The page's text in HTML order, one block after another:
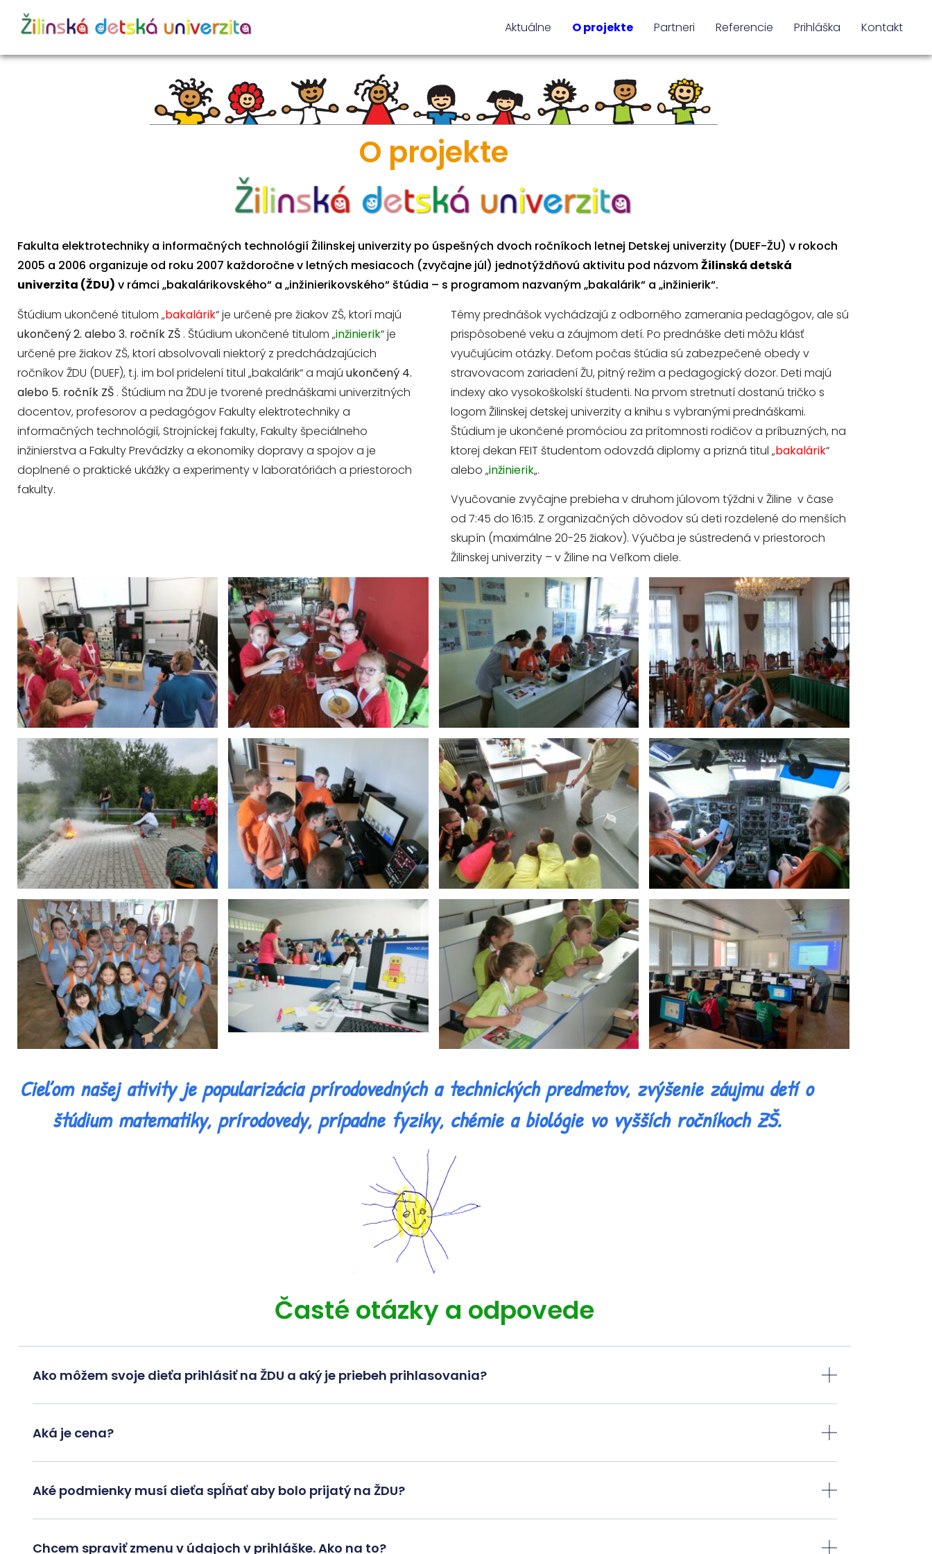
Aktuálne O projekte Partneri Referencie Prihláška Kontakt
O projekte
Fakulta elektrotechniky a informačných technológií Žilinskej univerzity po úspešných dvoch ročníkoch letnej Detskej univerzity (DUEF-ŽU) v rokoch
2005 a 2006 organizuje od roku 2007 každoročne v letných mesiacoch (zvyčajne júl) jednotýždňovú aktivitu pod názvomŽilinská detská
univerzita (ŽDU) v rámci „bakalárikovského“ a „inžinierikovského“ štúdia – s programom nazvaným „bakalárik“ a „inžinierik“.
Štúdium ukončené titulom „bakalárik“ je určené pre žiakov ZŠ, ktorí majú
ukončený 2. alebo 3. ročník ZŠ . Štúdium ukončené titulom „inžinierik“ je
určené pre žiakov ZŠ, ktorí absolvovali niektorý z predchádzajúcich
ročníkov ŽDU (DUEF), t.j. im bol pridelení titul „bakalárik“ a majú ukončený 4.
alebo 5. ročník ZŠ . Štúdium na ŽDU je tvorené prednáškami univerzitných
docentov, profesorov a pedagógov Fakulty elektrotechniky a
informačných technológií, Strojníckej fakulty, Fakulty špeciálneho
inžinierstva a Fakulty Prevádzky a ekonomiky dopravy a spojov a je
doplnené o praktické ukážky a experimenty v laboratóriách a priestoroch
fakulty.
Témy prednášok vychádzajú z odborného zamerania pedagógov, ale sú
prispôsobené veku a záujmom detí. Po prednáške deti môžu klásť
vyučujúcim otázky. Deťom počas štúdia sú zabezpečené obedy v
stravovacom zariadení ŽU, pitný režim a pedagogický dozor. Deti majú
indexy ako vysokoškolskí študenti. Na prvom stretnutí dostanú tričko s
logom Žilinskej detskej univerzity a knihu s vybranými prednáškami.
Štúdium je ukončené promóciou za prítomnosti rodičov a príbuzných, na
ktorej dekan FEIT študentom odovzdá diplomy a prizná titul „bakalárik“
alebo „inžinierik„.
Vyučovanie zvyčajne prebieha v druhom júlovom týždni v Žiline v čase
od 7:45 do 16:15. Z organizačných dôvodov sú deti rozdelené do menších
skupín (maximálne 20-25 žiakov). Výučba je sústredená v priestoroch
Žilinskej univerzity – v Žiline na Veľkom diele.
Cieľom našej ativity je popularizácia prírodovedných a technických predmetov, zvýšenie záujmu detí o
štúdium matematiky, prírodovedy, prípadne fyziky, chémie a biológie vo vyšších ročníkoch ZŠ.
Časté otázky a odpovede
Ako môžem svoje dieťa prihlásiť na ŽDU a aký je priebeh prihlasovania?
Aká je cena?
Aké podmienky musí dieťa spĺňať aby bolo prijatý na ŽDU?
Chcem spraviť zmenu v údajoch v prihláške. Ako na to?